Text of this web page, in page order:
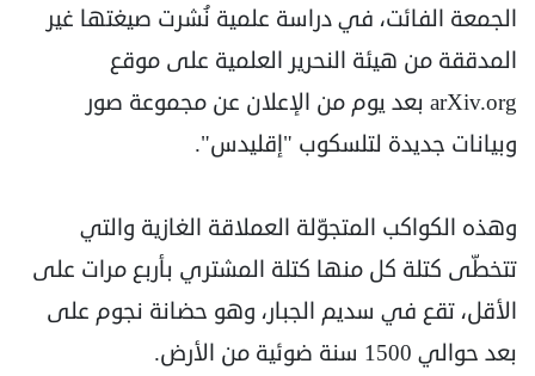
الجمعة الفائت، في دراسة علمية نُشرت صيغتها غير
المدققة من هيئة النحرير العلمية على موقع
arXiv.org بعد يوم من الإعلان عن مجموعة صور
وبيانات جديدة لتلسكوب "إقليدس".
وهذه الكواكب المتجوّلة العملاقة الغازية والتي
تتخطّى كتلة كل منها كتلة المشتري بأربع مرات على
الأقل، تقع في سديم الجبار، وهو حضانة نجوم على
بعد حوالي 1500 سنة ضوئية من الأرض.